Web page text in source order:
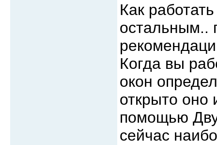
Как
остальным..
Когда вы
окон
открыто оно
помощью
сейчас